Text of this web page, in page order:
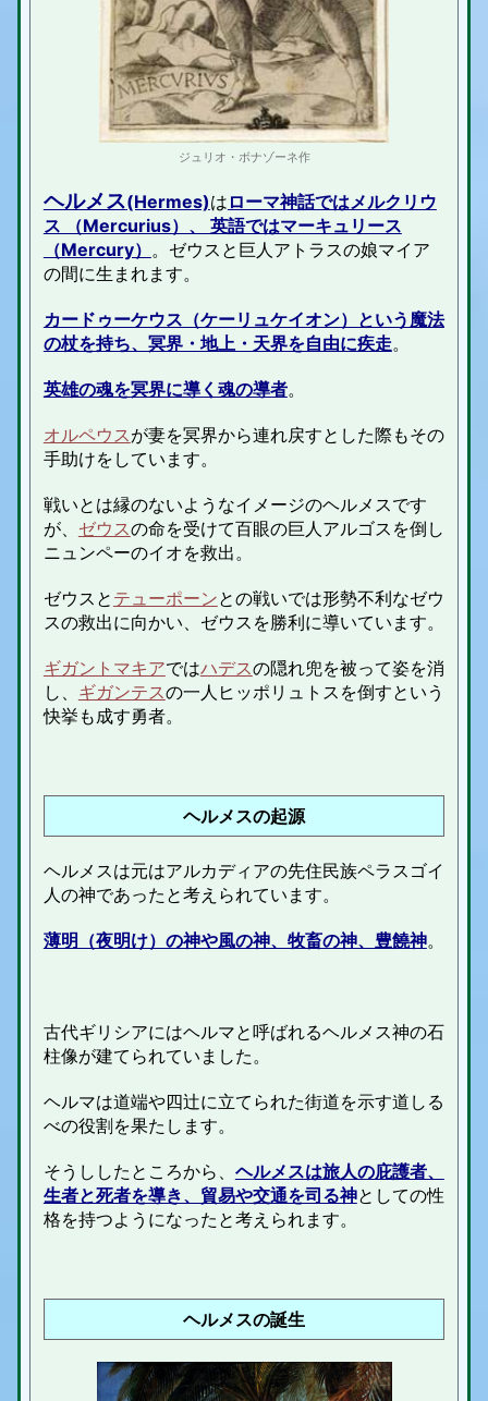
ジュリオ・ボナゾーネ作
ヘルメス(Hermes)は ローマ神話ではメルクリウ
ス （Mercurius）、 英語ではマーキュリース
（Mercury） 。ゼウスと巨人アトラスの娘マイア
の間に生まれます。
カードゥーケウス（ケーリュケイオン）という魔法
の杖を持ち、冥界・地上・天界を自由に疾走。
英雄の魂を冥界に導く魂の導者。
オルペウスが妻を冥界から連れ戻すとした際もその
手助けをしています。
戦いとは縁のないようなイメージのヘルメスです
が、 ゼウスの命を受けて百眼の巨人アルゴスを倒し
ニュンペーのイオを救出。
ゼウスと テューポーンとの戦いでは形勢不利なゼウ
スの救出に向かい、ゼウスを勝利に導いています。
ギガントマキアではハデスの隠れ兜を被って姿を消
し、 ギガンテスの一人ヒッポリュトスを倒すという
快挙も成す勇者。
ヘルメスの起源
ヘルメスは元はアルカディアの先住民族ペラスゴイ
人の神であったと考えられています。
薄明（夜明け）の神や風の神、牧畜の神、豊饒神。
古代ギリシアにはヘルマと呼ばれるヘルメス神の石
柱像が建てられていました。
ヘルマは道端や四辻に立てられた街道を示す道しる
べの役割を果たします。
そうししたところから、 ヘルメスは旅人の庇護者、
生者と死者を導き、貿易や交通を司る神としての性
格を持つようになったと考えられます。
ヘルメスの誕生